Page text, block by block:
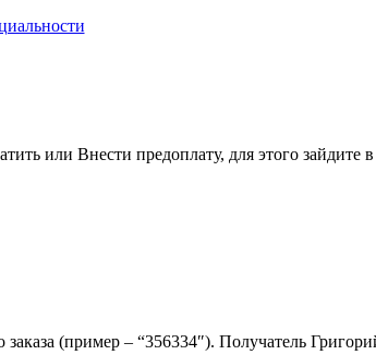
предоплату, для этого зайдите в
заказа (пример – “356334″). Получатель